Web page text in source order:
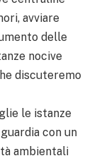
avviare
delle
nocive
discuteremo
le istanze
con un
ambientali